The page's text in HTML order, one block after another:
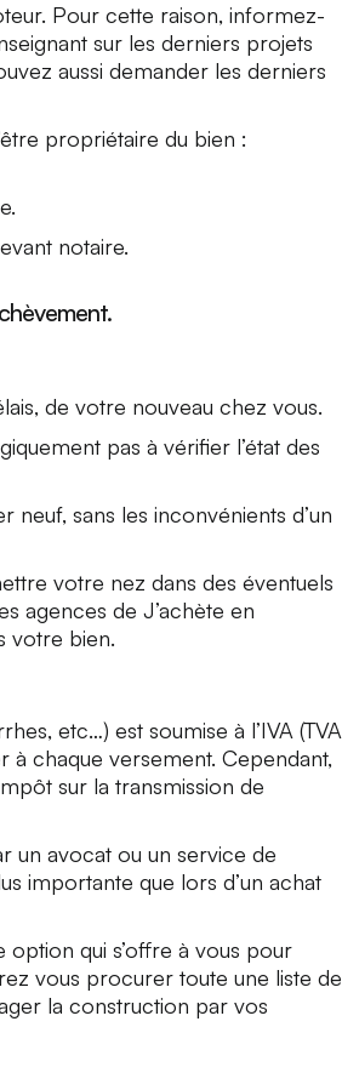
Pour cette raison, informez-
sur les derniers projets
aussi demander les derniers
propriétaire du bien :
notaire.
de votre nouveau chez vous.
pas à vérifier l’état des
neuf, sans les inconvénients d’un
votre nez dans des éventuels
agences de J’achète en
votre bien.
etc…) est soumise à l’IVA (TVA
à chaque versement. Cependant,
sur la transmission de
un avocat ou un service de
importante que lors d’un achat
qui s’offre à vous pour
vous procurer toute une liste de
la construction par vos